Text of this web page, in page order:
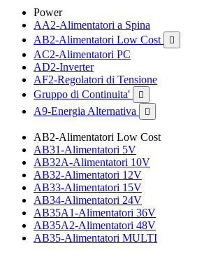
Power
AA2-Alimentatori a Spina
AB2-Alimentatori Low Cost

AC2-Alimentatori PC
AD2-Inverter
AF2-Regolatori di Tensione
Gruppo di Continuita'

A9-Energia Alternativa 
AB2-Alimentatori Low Cost
AB31-Alimentatori 5V
AB32A-Alimentatori 10V
AB32-Alimentatori 12V
AB33-Alimentatori 15V
AB34-Alimentatori 24V
AB35A1-Alimentatori 36V
AB35A2-Alimentatori 48V
AB35-Alimentatori MULTI